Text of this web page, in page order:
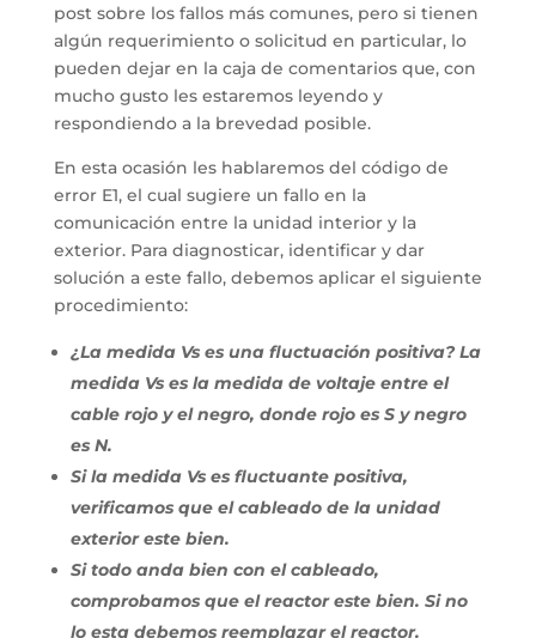
post sobre los fallos más comunes, pero si tienen
algún requerimiento o solicitud en particular, lo
pueden dejar en la caja de comentarios que, con
mucho gusto les estaremos leyendo y
respondiendo a la brevedad posible.
En esta ocasión les hablaremos del código de
error E1, el cual sugiere un fallo en la
comunicación entre la unidad interior y la
exterior. Para diagnosticar, identificar y dar
solución a este fallo, debemos aplicar el siguiente
procedimiento:
¿La medida Vs es una fluctuación positiva? La
medida Vs es la medida de voltaje entre el
cable rojo y el negro, donde rojo es S y negro
es N.
Si la medida Vs es fluctuante positiva,
verificamos que el cableado de la unidad
exterior este bien.
Si todo anda bien con el cableado,
comprobamos que el reactor este bien. Si no
lo esta debemos reemplazar el reactor.